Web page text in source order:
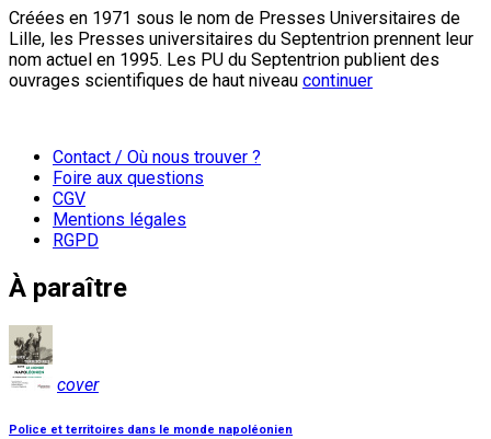
Créées en 1971 sous le nom de Presses Universitaires de
Lille, les Presses universitaires du Septentrion prennent leur
nom actuel en 1995. Les PU du Septentrion publient des
ouvrages scientifiques de haut niveau continuer
Contact / Où nous trouver ?
Foire aux questions
CGV
Mentions légales
RGPD
À paraître
cover
Police et territoires dans le monde napoléonien